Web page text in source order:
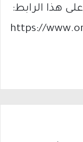
هذا الرابط:
https://